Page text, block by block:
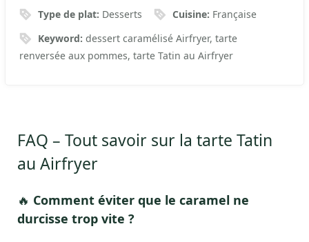
Type de plat: Desserts Cuisine: Française
Keyword:dessert caramélisé Airfryer, tarte
renversée aux pommes, tarte Tatin au Airfryer
FAQ – Tout savoir sur la tarte Tatin
au Airfryer
🔥 Comment éviter que le caramel ne
durcisse trop vite ?